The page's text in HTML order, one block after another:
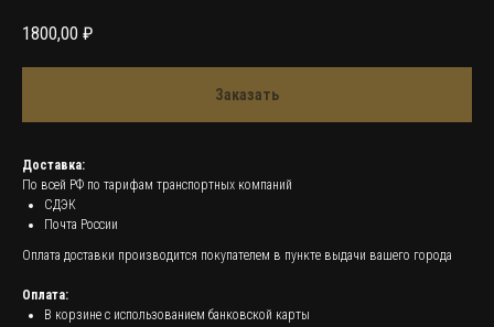
1800,00 ₽
Заказать
Доставка:
По всей РФ по тарифам транспортных компаний
СДЭК
Почта России
Оплата доставки производится покупателем в пункте выдачи вашего города
Оплата:
В корзине с использованием банковской карты